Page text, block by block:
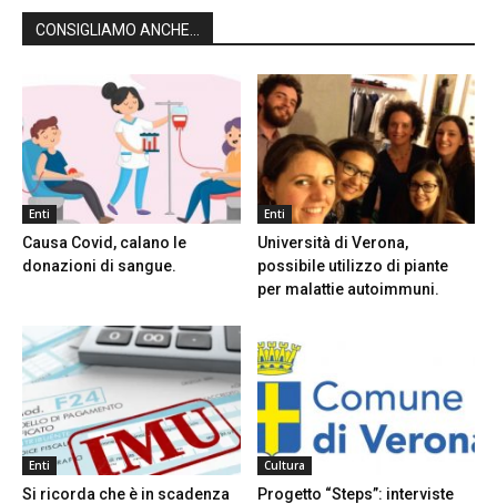
CONSIGLIAMO ANCHE...
Enti
Causa Covid, calano le
donazioni di sangue.
Enti
Università di Verona,
possibile utilizzo di piante
per malattie autoimmuni.
Enti
Si ricorda che è in scadenza
Cultura
Progetto “Steps”: interviste